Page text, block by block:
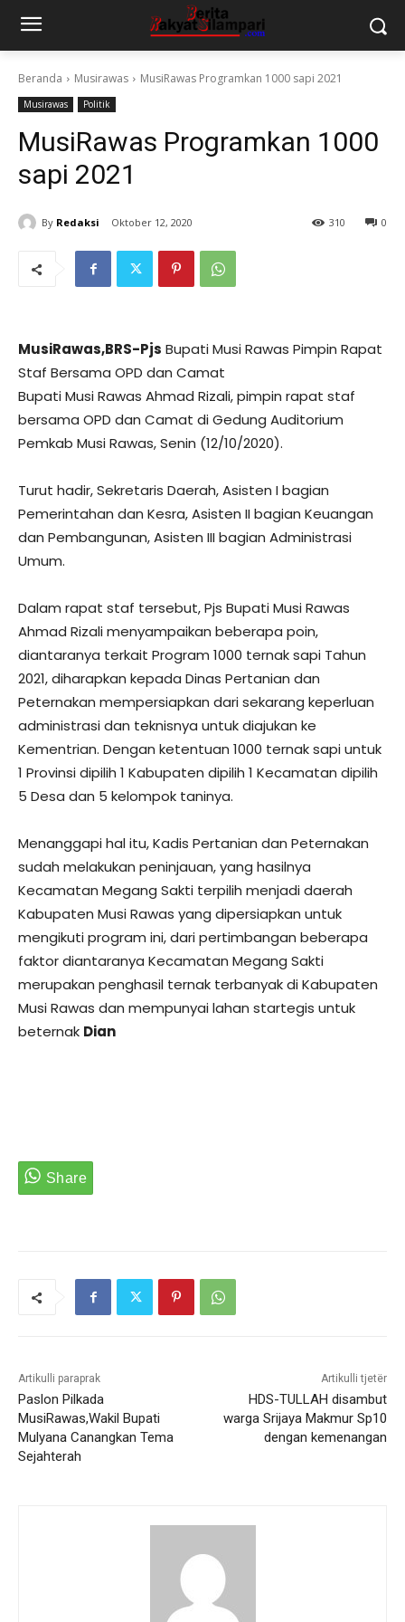
Beranda Musirawas MusiRawas Programkan 1000 sapi 2021
Musirawas Politik
MusiRawas Programkan 1000
sapi 2021
By Redaksi Oktober 12, 2020 0
310
MusiRawas,BRS-Pjs Bupati Musi Rawas Pimpin Rapat
Staf Bersama OPD dan Camat
Bupati Musi Rawas Ahmad Rizali, pimpin rapat staf
bersama OPD dan Camat di Gedung Auditorium
Pemkab Musi Rawas, Senin (12/10/2020).
Turut hadir, Sekretaris Daerah, Asisten I bagian
Pemerintahan dan Kesra, Asisten II bagian Keuangan
dan Pembangunan, Asisten III bagian Administrasi
Umum.
Dalam rapat staf tersebut, Pjs Bupati Musi Rawas
Ahmad Rizali menyampaikan beberapa poin,
diantaranya terkait Program 1000 ternak sapi Tahun
2021, diharapkan kepada Dinas Pertanian dan
Peternakan mempersiapkan dari sekarang keperluan
administrasi dan teknisnya untuk diajukan ke
Kementrian. Dengan ketentuan 1000 ternak sapi untuk
1 Provinsi dipilih 1 Kabupaten dipilih 1 Kecamatan dipilih
5 Desa dan 5 kelompok taninya.
Menanggapi hal itu, Kadis Pertanian dan Peternakan
sudah melakukan peninjauan, yang hasilnya
Kecamatan Megang Sakti terpilih menjadi daerah
Kabupaten Musi Rawas yang dipersiapkan untuk
mengikuti program ini, dari pertimbangan beberapa
faktor diantaranya Kecamatan Megang Sakti
merupakan penghasil ternak terbanyak di Kabupaten
Musi Rawas dan mempunyai lahan startegis untuk
beternak Dian
Artikulli paraprak
Paslon Pilkada
MusiRawas,Wakil Bupati
Mulyana Canangkan Tema
Sejahterah
Artikulli tjetër
HDS-TULLAH disambut
warga Srijaya Makmur Sp10
dengan kemenangan